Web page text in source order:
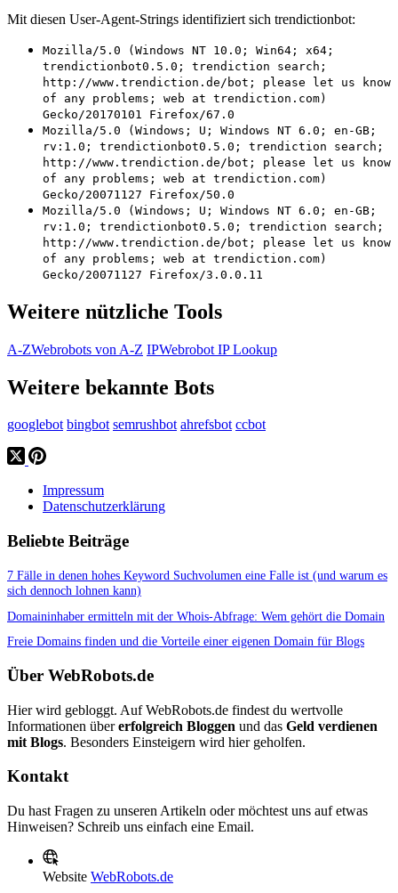
Mit diesen User-Agent-Strings identifiziert sich trendictionbot:
Mozilla/5.0 (Windows NT 10.0; Win64; x64;
trendictionbot0.5.0; trendiction search;
http://www.trendiction.de/bot; please let us know
of any problems; web at trendiction.com)
Gecko/20170101 Firefox/67.0
Mozilla/5.0 (Windows; U; Windows NT 6.0; en-GB;
rv:1.0; trendictionbot0.5.0; trendiction search;
http://www.trendiction.de/bot; please let us know
of any problems; web at trendiction.com)
Gecko/20071127 Firefox/50.0
Mozilla/5.0 (Windows; U; Windows NT 6.0; en-GB;
rv:1.0; trendictionbot0.5.0; trendiction search;
http://www.trendiction.de/bot; please let us know
of any problems; web at trendiction.com)
Gecko/20071127 Firefox/3.0.0.11
Weitere nützliche Tools
A-ZWebrobots von A-Z IPWebrobot IP Lookup
Weitere bekannte Bots
googlebot bingbot semrushbot ahrefsbot ccbot
Impressum
Datenschutzerklärung
Beliebte Beiträge
7 Fälle in denen hohes Keyword Suchvolumen eine Falle ist (und warum es
sich dennoch lohnen kann)
Domaininhaber ermitteln mit der Whois-Abfrage: Wem gehört die Domain
Freie Domains finden und die Vorteile einer eigenen Domain für Blogs
Über WebRobots.de
Hier wird gebloggt. Auf WebRobots.de findest du wertvolle
Informationen übererfolgreich Bloggen und das Geld verdienen
mit Blogs. Besonders Einsteigern wird hier geholfen.
Kontakt
Du hast Fragen zu unseren Artikeln oder möchtest uns auf etwas
Hinweisen? Schreib uns einfach eine Email.
Website WebRobots.de